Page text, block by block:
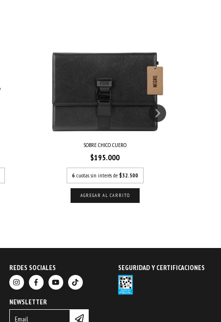
SOBRE CHICO CUERO
$195.000
6 cuotas sin interés de $32.500
REDES SOCIALES
NEWSLETTER
SEGURIDAD Y CERTIFICACIONES